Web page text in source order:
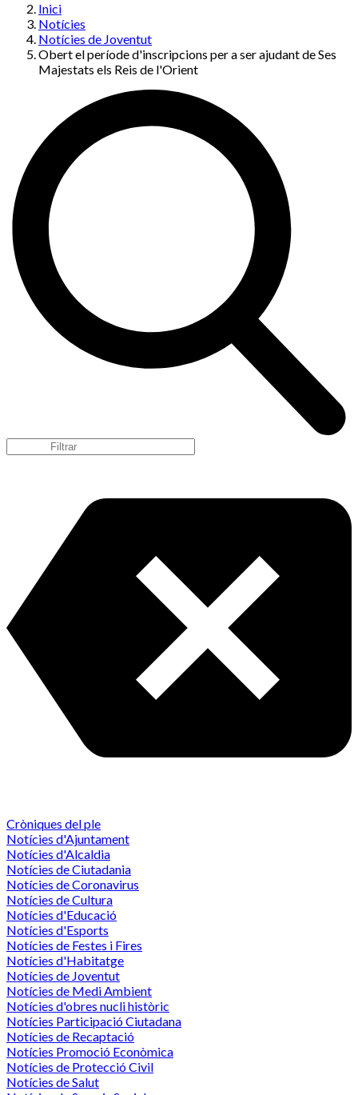
Inici
Notícies
Notícies de Joventut
Obert el període d'inscripcions per a ser ajudant de Ses
Majestats els Reis de l'Orient
Cròniques del ple
Notícies d'Ajuntament
Notícies d'Alcaldia
Notícies de Ciutadania
Notícies de Coronavirus
Notícies de Cultura
Notícies d'Educació
Notícies d'Esports
Notícies de Festes i Fires
Notícies d'Habitatge
Notícies de Joventut
Notícies de Medi Ambient
Notícies d'obres nucli històric
Notícies Participació Ciutadana
Notícies de Recaptació
Notícies Promoció Econòmica
Notícies de Protecció Civil
Notícies de Salut